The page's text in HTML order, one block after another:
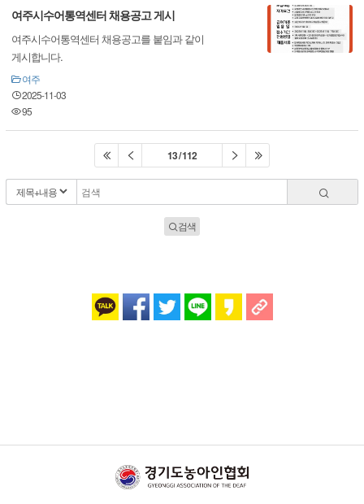
여주시수어통역센터 채용공고 게시
여주시수어통역센터 채용공고를 붙임과 같이
게시합니다.
여주
2025-11-03
95
13 / 112
검색